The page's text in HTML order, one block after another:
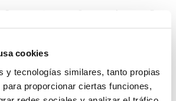
cookies
y tecnologías similares, tanto propias
proporcionar ciertas funciones,
3 6 7
17 18 19 20